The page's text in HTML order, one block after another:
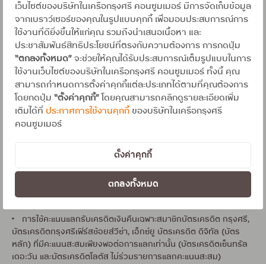
เว็บไซต์ของบริษัทในเครือกรุงศรี คอนซูมเมอร์ มีการจัดเก็บข้อมูล
จากเบราว์เซอร์ของคุณในรูปแบบคุกกี้ เพื่อมอบประสบการณ์การ
ใช้งานที่ดียิ่งขึ้นให้แก่คุณ รวมถึงนำเสนอเนื้อหา และ
ประชาสัมพันธ์สิทธิประโยชน์ที่ตรงกับความต้องการ การกดปุ่ม
“ตกลงทั้งหมด”จะช่วยให้คุณได้รับประสบการณ์เต็มรูปแบบในการ
ใช้งานเว็บไซต์ของบริษัทในเครือกรุงศรี คอนซูมเมอร์ ทั้งนี้ คุณ
สามารถกำหนดการตั้งค่าคุกกี้แต่ละประเภทได้ตามที่คุณต้องการ
โดยกดปุ่ม “ตั้งค่าคุกกี้”โดยคุณสามารถคลิกดูรายละเอียดเพิ่ม
เติมได้ที่ ประกาศการใช้งานคุกกี้ ของบริษัทในเครือกรุงศรี
คอนซูมเมอร์
ตั้งค่าคุกกี้
ตกลงทั้งหมด
ไม่นับรวมยอดใช้จ่ายดังกล่าวในรายการส่งเสริมการตลาดนี้ โดยจะ
มอบเครดิตเงินคืนภายในรอบบัญชีถัดไป (กรณีบัตรเสริม เครดิตเงินคืน
จะโอนเข้าบัญชีบัตรหลักเท่านั้น)
• รายการเครดิตเงินคืนจะปรากฏในใบแจ้งยอดบัญชีรายเดือนของท่าน
ในกรณีสงสัยว่าไม่ได้รับเครดิตเงินคืน โปรดติดต่อศูนย์บริการบัตร
เครดิตภายใน 60 วันหลังจากจบรายการ
• สิทธิพิเศษสำหรับสมาชิกบัตรฯ ที่ลงทะเบียน เพื่อรับเครดิตเงินคืนและ
ได้ข้อความตอบกลับก่อนทำรายการแบ่งจ่าย
บาท) เมื่อมียอดผ่อนชำระ 3,000 บาทขึ้นไปต่อเซลส์สลิป
• สิทธิพิเศษสำหรับสมาชิกบัตรฯ ที่กดแลกคะแนนรับเครดิตเงินคืนผ่าน
โทรศัพท์มือถือหลังผ่อนชำระ ภายในระยะเวลาโปรโมชัน
• การใช้คะแนนแลกรับเครดิตเงินคืนเฉพาะสมาชิกบัตรเครดิต กรุงศรี,
บัตรเครดิตกรุงศรีเฟิร์สช้อยส์วีซ่า, เอ็กซ์ยู บัตรเครดิต ดิจิทัล (บัตร
หลัก) ที่มีคะแนนสะสมเพียงพอต่อการแลกเท่านั้น (บัตรเครดิตเซ็นทรัล
เดอะวัน และบัตรเครดิตโลตัส ไม่ร่วมรายการแลกคะแนนสะสม)